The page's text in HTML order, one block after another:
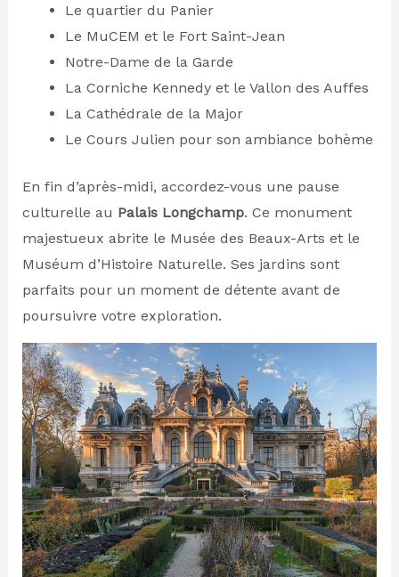
Le quartier du Panier
Le MuCEM et le Fort Saint-Jean
Notre-Dame de la Garde
La Corniche Kennedy et le Vallon des Auffes
La Cathédrale de la Major
Le Cours Julien pour son ambiance bohème
En fin d’après-midi, accordez-vous une pause
culturelle au Palais Longchamp. Ce monument
majestueux abrite le Musée des Beaux-Arts et le
Muséum d’Histoire Naturelle. Ses jardins sont
parfaits pour un moment de détente avant de
poursuivre votre exploration.